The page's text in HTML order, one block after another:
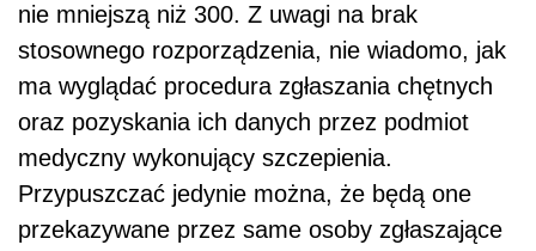
nie mniejszą niż 300. Z uwagi na brak
stosownego rozporządzenia, nie wiadomo, jak
ma wyglądać procedura zgłaszania chętnych
oraz pozyskania ich danych przez podmiot
medyczny wykonujący szczepienia.
Przypuszczać jedynie można, że będą one
przekazywane przez same osoby zgłaszające